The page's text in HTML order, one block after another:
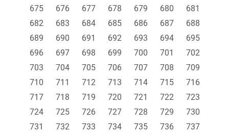
675
676 677 678 679 680
681
682
683 684 685 686 687
688
689
690 691 692 693 694
695
696
697 698 699 700 701
702
703
704 705 706 707 708
709
710
711 712 713 714 715
716
717
718 719 720 721 722
723
724
725 726 727 728 729
730
731
732 733 734 735 736
737